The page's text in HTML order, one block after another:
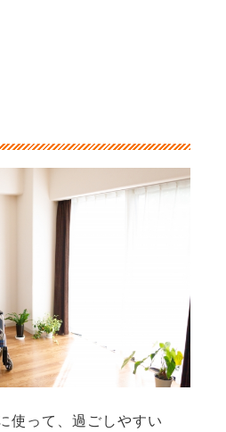
使って、過ごしやすい